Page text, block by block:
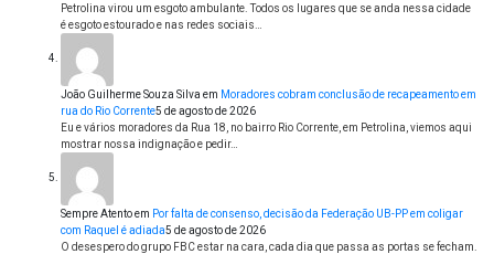
Petrolina virou um esgoto ambulante. Todos os lugares que se anda nessa cidade
é esgoto estourado e nas redes sociais…
João Guilherme Souza Silva em Moradores cobram conclusão de recapeamento em
rua do Rio Corrente5 de agosto de 2026
Eu e vários moradores da Rua 18, no bairro Rio Corrente, em Petrolina, viemos aqui
mostrar nossa indignação e pedir…
Sempre Atentoem Por falta de consenso, decisão da Federação UB-PP em coligar
com Raquel é adiada5 de agosto de 2026
O desespero do grupo FBC estar na cara, cada dia que passa as portas se fecham.